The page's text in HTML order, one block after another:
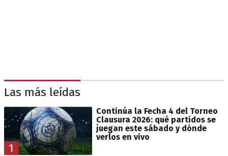
Las más leídas
1
Continúa la Fecha 4 del Torneo
Clausura 2026: qué partidos se
juegan este sábado y dónde
verlos en vivo